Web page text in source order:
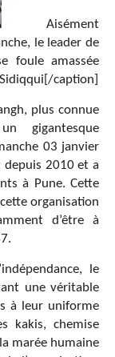
Aisément
le leader de
foule amassée
caption]
plus connue
gigantesque
03 janvier
2010 et a
à Pune. Cette
organisation
d’être à
le
une véritable
à leur uniforme
kakis, chemise
marée humaine